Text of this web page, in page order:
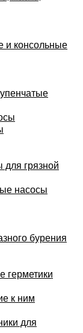
и консольные
грязной
насосы
бурения
герметики
к ним
для